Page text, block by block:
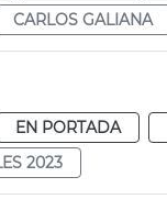
CARLOS GALIANA
EN PORTADA
2023